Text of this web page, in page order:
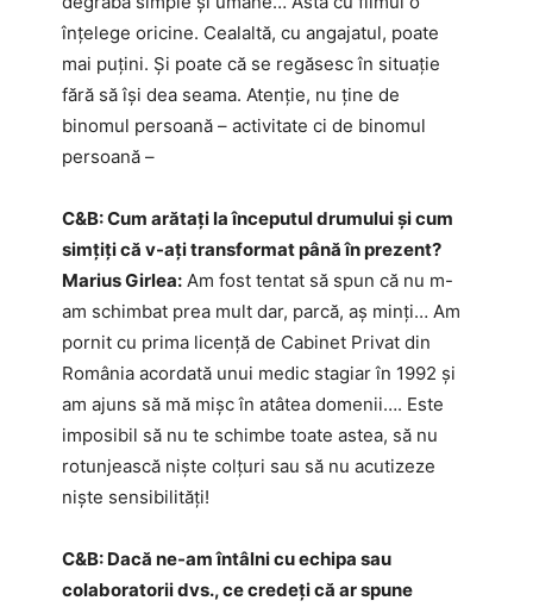
înțelege oricine. Cealaltă, cu angajatul, poate
mai puțini. Și poate că se regăsesc în situație
fără să își dea seama. Atenție, nu ține de
binomul persoană – activitate ci de binomul
persoană –
C&B: Cum arătați la începutul drumului și cum
simțiți că v-ați transformat până în prezent?
Marius Girlea: Am fost tentat să spun că nu m-
am schimbat prea mult dar, parcă, aș minți… Am
pornit cu prima licență de Cabinet Privat din
România acordată unui medic stagiar în 1992 și
am ajuns să mă mișc în atâtea domenii…. Este
imposibil să nu te schimbe toate astea, să nu
rotunjească niște colțuri sau să nu acutizeze
niște sensibilități!
C&B: Dacă ne-am întâlni cu echipa sau
colaboratorii dvs., ce credeți că ar spune